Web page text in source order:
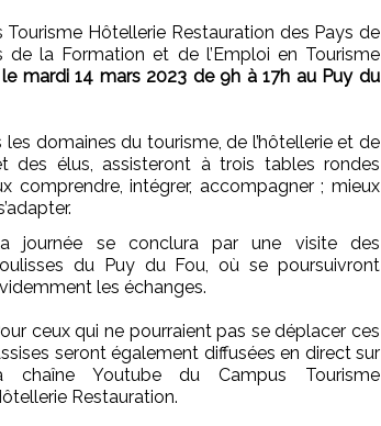
Hôtellerie Restauration des Pays de
la Formation et de l’Emploi en Tourisme
le mardi 14 mars 2023 de 9h à 17h au Puy du
domaines du tourisme, de l’hôtellerie et de
des élus, assisteront à trois tables rondes
comprendre, intégrer, accompagner ; mieux
journée se conclura par une visite des
du Puy du Fou, où se poursuivront
les échanges.
ceux qui ne pourraient pas se déplacer ces
seront également diffusées en direct sur
chaîne Youtube du Campus Tourisme
Restauration.